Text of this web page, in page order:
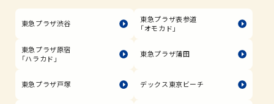
東急プラザ渋谷
東急プラザ表参道
「オモカド」
東急プラザ原宿
「ハラカド」
東急プラザ蒲田
東急プラザ戸塚 デックス東京ビーチ